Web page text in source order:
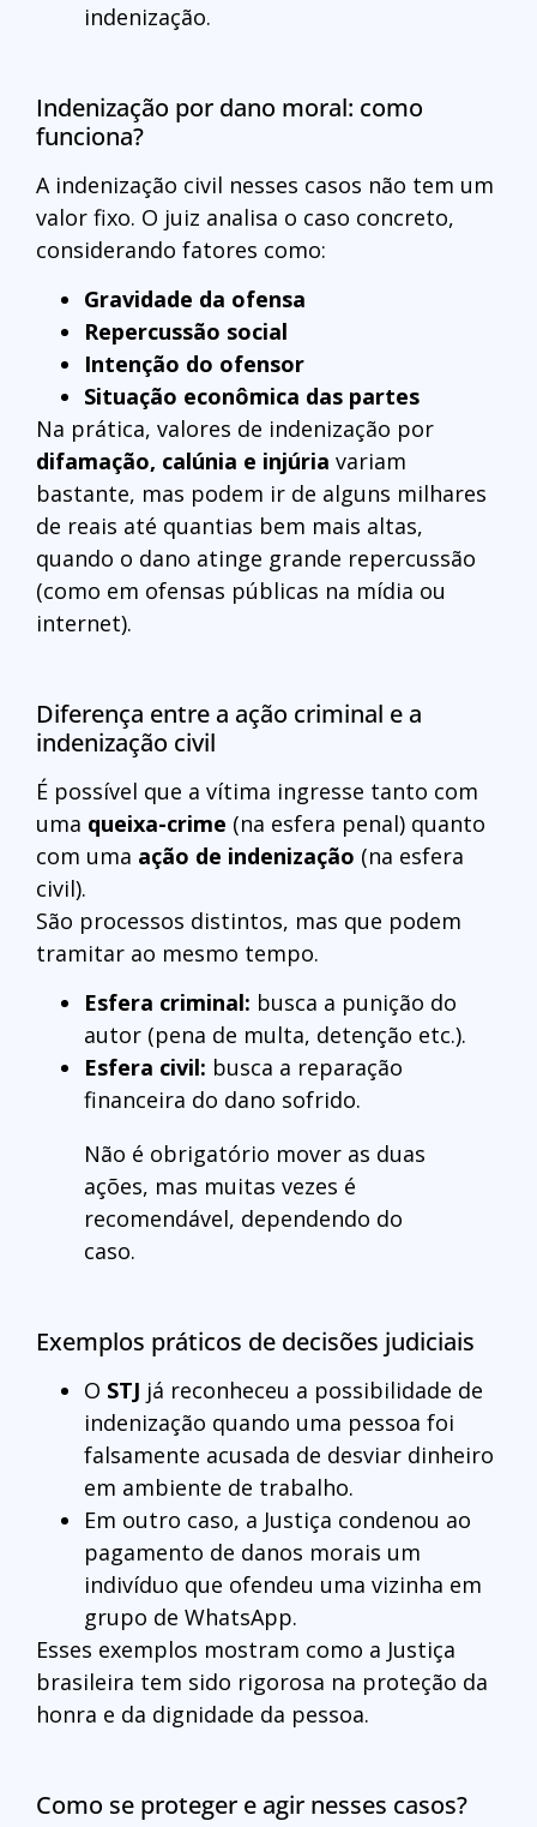
indenização.
Indenização por dano moral: como
funciona?
A indenização civil nesses casos não tem um
valor fixo. O juiz analisa o caso concreto,
considerando fatores como:
Gravidade da ofensa
Repercussão social
Intenção do ofensor
Situação econômica das partes
Na prática, valores de indenização por
difamação, calúnia e injúria variam
bastante, mas podem ir de alguns milhares
de reais até quantias bem mais altas,
quando o dano atinge grande repercussão
(como em ofensas públicas na mídia ou
internet).
Diferença entre a ação criminal e a
indenização civil
É possível que a vítima ingresse tanto com
uma queixa-crime (na esfera penal) quanto
com uma ação de indenização (na esfera
civil).
São processos distintos, mas que podem
tramitar ao mesmo tempo.
Esfera criminal: busca a punição do
autor (pena de multa, detenção etc.).
Esfera civil: busca a reparação
financeira do dano sofrido.
Não é obrigatório mover as duas
ações, mas muitas vezes é
recomendável, dependendo do
caso.
Exemplos práticos de decisões judiciais
O STJ já reconheceu a possibilidade de
indenização quando uma pessoa foi
falsamente acusada de desviar dinheiro
em ambiente de trabalho.
Em outro caso, a Justiça condenou ao
pagamento de danos morais um
indivíduo que ofendeu uma vizinha em
grupo de WhatsApp.
Esses exemplos mostram como a Justiça
brasileira tem sido rigorosa na proteção da
honra e da dignidade da pessoa.
Como se proteger e agir nesses casos?